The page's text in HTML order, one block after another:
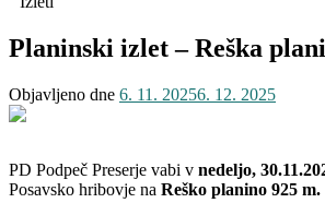
Planinski izlet – Reška
Objavljeno dne 6. 11. 20256. 12. 2025
PD Podpeč Preserje vabi v nedeljo,
Posavsko hribovje na Reško planino 925 m.